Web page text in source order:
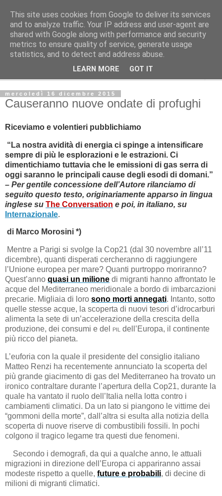
L'Avvenire dei lavoratori
Cultura
mercoledì 16 dicembre 2015
Causeranno nuove ondate di profughi
Riceviamo e volentieri pubblichiamo
“La nostra avidità di energia ci spinge a intensificare
sempre di più le esplorazioni e le estrazioni. Ci
dimentichiamo tuttavia che le emissioni di gas serra di
oggi saranno le principali cause degli esodi di domani.”
– Per gentile concessione dell’Autore rilanciamo di
seguito questo testo, originariamente apparso in lingua
inglese su The Conversation e poi, in italiano, su
Internazionale.
di Marco Morosini *)
Mentre a Parigi si svolge la Cop21 (dal 30 novembre all’11
dicembre), quanti disperati cercheranno di raggiungere
l’Unione europea per mare? Quanti purtroppo moriranno?
Quest’anno quasi un milione di migranti hanno affrontato le
acque del Mediterraneo meridionale a bordo di imbarcazioni
precarie. Migliaia di loro sono morti annegati. Intanto, sotto
quelle stesse acque, la scoperta di nuovi tesori d’idrocarburi
alimenta la sete di un’accelerazione della crescita della
produzione, dei consumi e del pil dell’Europa, il continente
più ricco del pianeta.
L’euforia con la quale il presidente del consiglio italiano
Matteo Renzi ha recentemente annunciato la scoperta del
più grande giacimento di gas del Mediterraneo ha trovato un
ironico contraltare durante l’apertura della Cop21, durante la
quale ha vantato il ruolo dell’Italia nella lotta contro i
cambiamenti climatici. Da un lato si piangono le vittime dei
“gommoni della morte”, dall’altra si esulta alla notizia della
scoperta di nuove riserve di combustibili fossili. In pochi
colgono il tragico legame tra questi due fenomeni.
Secondo i demografi, da qui a qualche anno, le attuali
migrazioni in direzione dell’Europa ci appariranno assai
modeste rispetto a quelle, future e probabili, di decine di
milioni di migranti climatici.
This site uses cookies from Google to deliver its services
and to analyze traffic. Your IP address and user-agent are
shared with Google along with performance and security
metrics to ensure quality of service, generate usage
statistics, and to detect and address abuse.
LEARN MORE GOT IT